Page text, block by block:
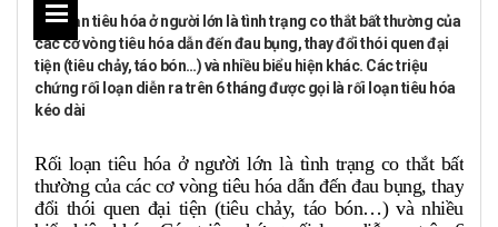
Rối loạn tiêu hóa ở người lớn là tình trạng co thắt bất thường của
các cơ vòng tiêu hóa dẫn đến đau bụng, thay đổi thói quen đại
tiện (tiêu chảy, táo bón…) và nhiều biểu hiện khác. Các triệu
chứng rối loạn diễn ra trên 6 tháng được gọi là rối loạn tiêu hóa
kéo dài
Rối loạn tiêu hóa ở người lớn là tình trạng co thắt bất
thường của các cơ vòng tiêu hóa dẫn đến đau bụng, thay
đổi thói quen đại tiện (tiêu chảy, táo bón…) và nhiều